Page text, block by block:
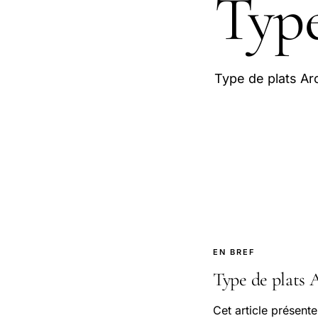
Type de plats
EN BREF
Type de plats
Cet article